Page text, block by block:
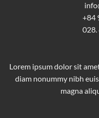
+84
028.
Lorem ipsum dolor sit
diam nonummy nibh
magna